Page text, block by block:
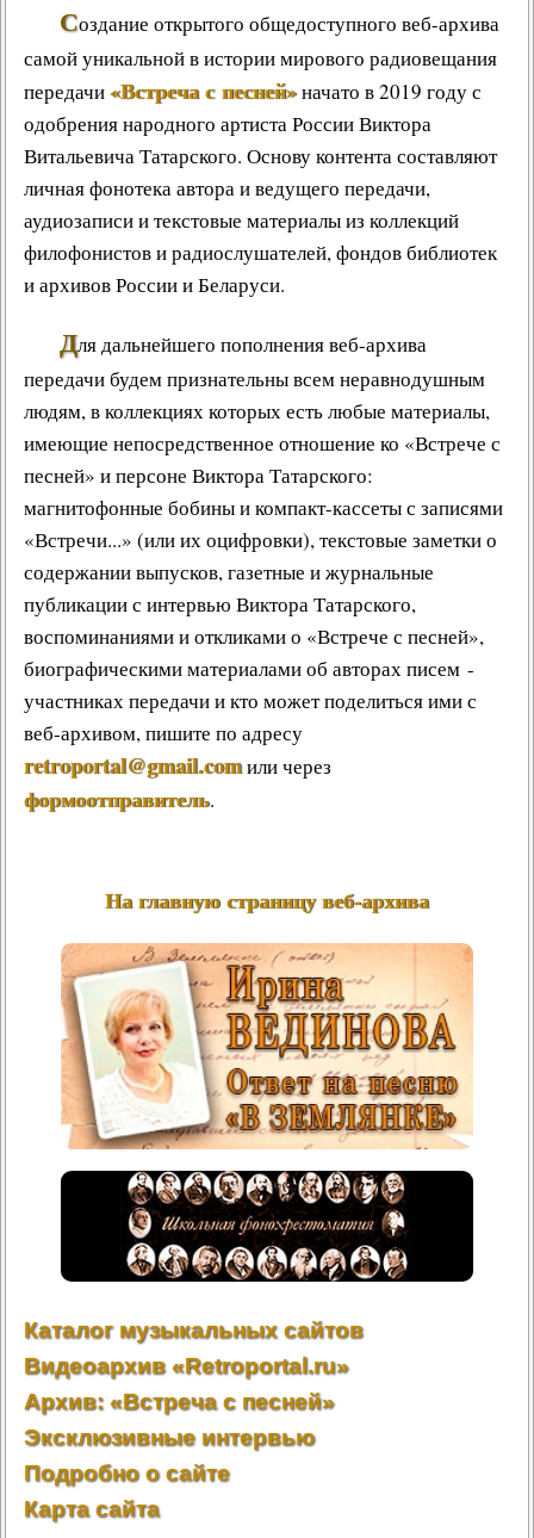
Создание открытого общедоступного веб-архива
самой уникальной в истории мирового радиовещания
передачи«Встреча с песней»начато в 2019 году с
одобрения народного артиста России Виктора
Витальевича Татарского. Основу контента составляют
личная фонотека автора и ведущего передачи,
аудиозаписи и текстовые материалы из коллекций
филофонистов и радиослушателей, фондов библиотек
и архивов России и Беларуси.
Для дальнейшего пополнения веб-архива
передачи будем признательны всем неравнодушным
людям, в коллекциях которых есть любые материалы,
имеющие непосредственное отношение ко «Встрече с
песней» и персоне Виктора Татарского:
магнитофонные бобины и компакт-кассеты с записями
«Встречи...» (или их оцифровки), текстовые заметки о
содержании выпусков, газетные и журнальные
публикации с интервью Виктора Татарского,
воспоминаниями и откликами о «Встрече с песней»,
биографическими материалами об авторах писем -
участниках передачи и кто может поделиться ими с
веб-архивом, пишите по адресу
retroportal@gmail.comили через
формоотправитель.
На главную страницу веб-архива
Каталог музыкальных сайтов
Видеоархив «Retroportal.ru»
Архив: «Встреча с песней»
Эксклюзивные интервью
Подробно о сайте
Карта сайта